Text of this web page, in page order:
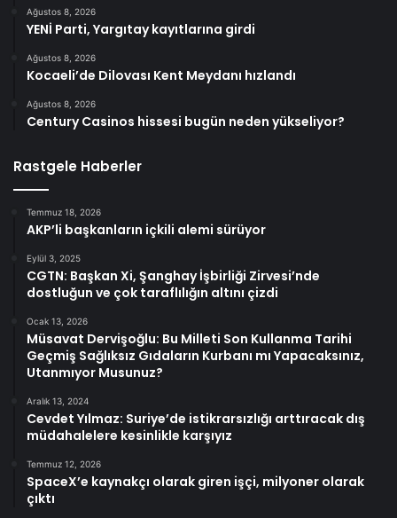
Ağustos 8, 2026
YENİ Parti, Yargıtay kayıtlarına girdi
Ağustos 8, 2026
Kocaeli’de Dilovası Kent Meydanı hızlandı
Ağustos 8, 2026
Century Casinos hissesi bugün neden yükseliyor?
Rastgele Haberler
Temmuz 18, 2026
AKP’li başkanların içkili alemi sürüyor
Eylül 3, 2025
CGTN: Başkan Xi, Şanghay İşbirliği Zirvesi’nde
dostluğun ve çok taraflılığın altını çizdi
Ocak 13, 2026
Müsavat Dervişoğlu: Bu Milleti Son Kullanma Tarihi
Geçmiş Sağlıksız Gıdaların Kurbanı mı Yapacaksınız,
Utanmıyor Musunuz?
Aralık 13, 2024
Cevdet Yılmaz: Suriye’de istikrarsızlığı arttıracak dış
müdahalelere kesinlikle karşıyız
Temmuz 12, 2026
SpaceX’e kaynakçı olarak giren işçi, milyoner olarak
çıktı